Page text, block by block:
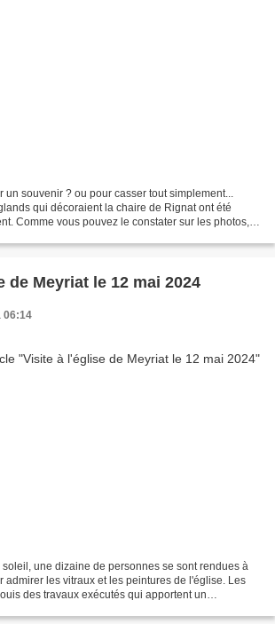
un souvenir ? ou pour casser tout simplement...
qui décoraient la chaire de Rignat ont été
Comme vous pouvez le constater sur les photos,
de Meyriat le 12 mai 2024
06:14
soleil, une dizaine de personnes se sont rendues à
admirer les vitraux et les peintures de l'église. Les
des travaux exécutés qui apportent un